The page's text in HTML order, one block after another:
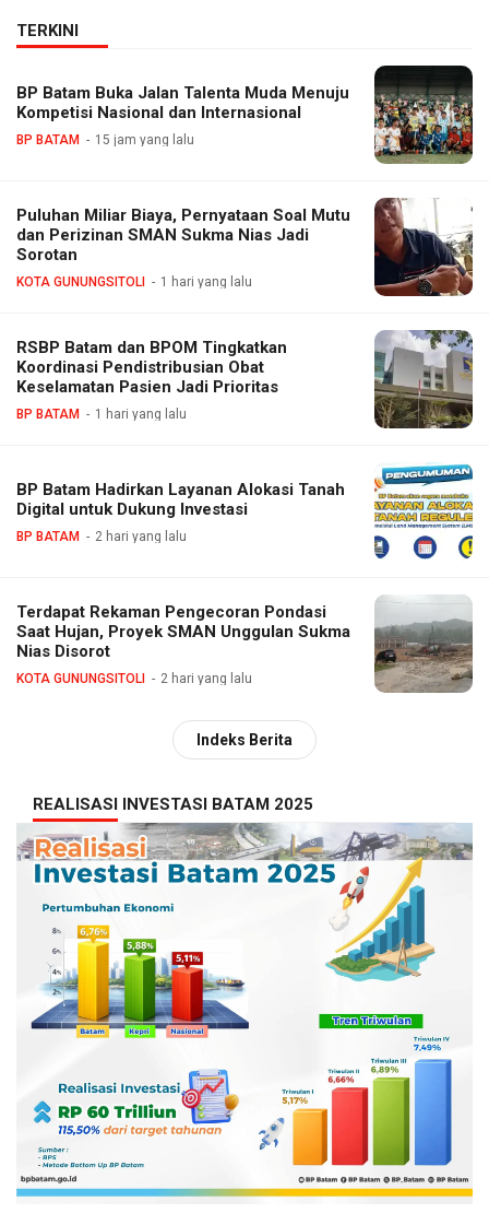
TERKINI
BP Batam Buka Jalan Talenta Muda Menuju
Kompetisi Nasional dan Internasional
BP BATAM 15 jam yang lalu
Puluhan Miliar Biaya, Pernyataan Soal Mutu
dan Perizinan SMAN Sukma Nias Jadi
Sorotan
KOTA GUNUNGSITOLI 1 hari yang lalu
RSBP Batam dan BPOM Tingkatkan
Koordinasi Pendistribusian Obat
Keselamatan Pasien Jadi Prioritas
BP BATAM 1 hari yang lalu
BP Batam Hadirkan Layanan Alokasi Tanah
Digital untuk Dukung Investasi
BP BATAM 2 hari yang lalu
Terdapat Rekaman Pengecoran Pondasi
Saat Hujan, Proyek SMAN Unggulan Sukma
Nias Disorot
KOTA GUNUNGSITOLI 2 hari yang lalu
Indeks Berita
REALISASI INVESTASI BATAM 2025